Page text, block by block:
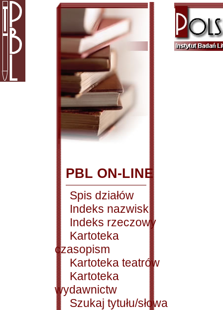
PBL ON-LINE
Spis działów
Indeks nazwisk
Indeks rzeczowy
Kartoteka
czasopism
Kartoteka teatrów
Kartoteka
wydawnictw
Szukaj tytułu/słowa